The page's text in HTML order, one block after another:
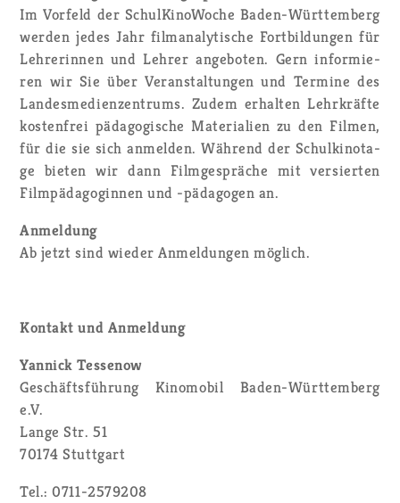
Im Vor­feld der Schul­Ki­no­Wo­che Ba­den-Würt­tem­berg
wer­den jedes Jahr film­ana­ly­ti­sche Fort­bil­dun­gen für
Leh­re­rin­nen und Leh­rer an­ge­bo­ten. Gern in­for­mie­
ren wir Sie über Ver­an­stal­tun­gen und Ter­mi­ne des
Lan­des­me­di­en­zen­trums. Zudem er­hal­ten Lehr­kräf­te
kos­ten­frei päd­ago­gi­sche Ma­te­ria­li­en zu den Fil­men,
für die sie sich an­mel­den. Wäh­rend der Schul­ki­no­ta­
ge bie­ten wir dann Film­ge­sprä­che mit ver­sier­ten
Film­päd­ago­gin­nen und -päd­ago­gen an.
An­mel­dung
Ab jetzt sind wie­der An­mel­dun­gen mög­lich.
Kon­takt und An­mel­dung
Yan­nick Tes­se­now
Ge­schäfts­füh­rung Ki­no­mo­bil Ba­den-Würt­tem­berg
e.V.
Lange Str. 51
70174 Stutt­gart
Tel.: 0711-2579208